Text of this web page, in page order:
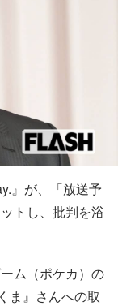
』が、「放送予
トし、批判を浴
ム（ポケカ）の
ま』さんへの取